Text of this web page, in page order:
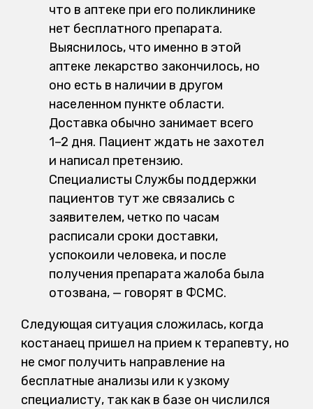
что в аптеке при его поликлинике
нет бесплатного препарата.
Выяснилось, что именно в этой
аптеке лекарство закончилось, но
оно есть в наличии в другом
населенном пункте области.
Доставка обычно занимает всего
1–2 дня. Пациент ждать не захотел
и написал претензию.
Специалисты Службы поддержки
пациентов тут же связались с
заявителем, четко по часам
расписали сроки доставки,
успокоили человека, и после
получения препарата жалоба была
отозвана, — говорят в ФСМС.
Следующая ситуация сложилась, когда
костанаец пришел на прием к терапевту, но
не смог получить направление на
бесплатные анализы или к узкому
специалисту, так как в базе он числился